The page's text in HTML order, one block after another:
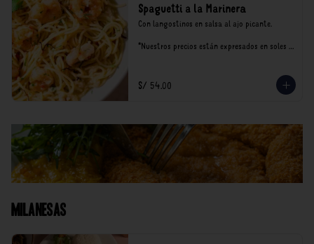
Spaguetti a la Marinera
Con langostinos en salsa al ajo picante.
*Nuestros precios están expresados en soles e
S/ 54.00
Milanesas